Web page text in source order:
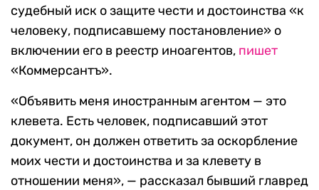
судебный иск о защите чести и достоинства «к
человеку, подписавшему постановление» о
включении его в реестр иноагентов, пишет
«Коммерсантъ».
«Объявить меня иностранным агентом — это
клевета. Есть человек, подписавший этот
документ, он должен ответить за оскорбление
моих чести и достоинства и за клевету в
отношении меня», — рассказал бывший главред